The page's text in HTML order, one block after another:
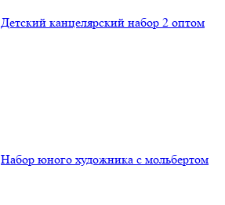
Детский канцелярский набор 2 оптом
Набор юного художника с мольбертом